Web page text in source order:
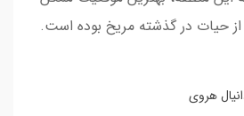
حیات در گذشته مریخ بوده است.
هروی